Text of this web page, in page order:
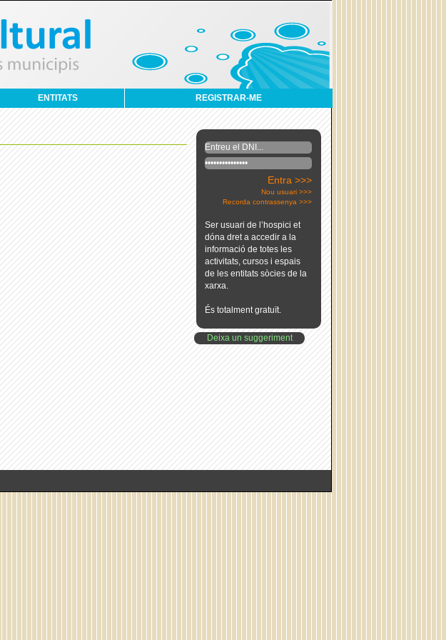
ENTITATS REGISTRAR-ME
Entra >>>
Nou usuari >>>
Recorda contrassenya >>>
Ser usuari de l’hospici et
dóna dret a accedir a la
informació de totes les
activitats, cursos i espais
de les entitats sòcies de la
xarxa.
És totalment gratuït.
Deixa un suggeriment